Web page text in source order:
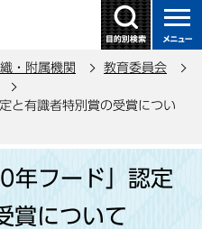
・附属機関
教育委員会
と有識者特別賞の受賞につい
年フード」認定
賞について